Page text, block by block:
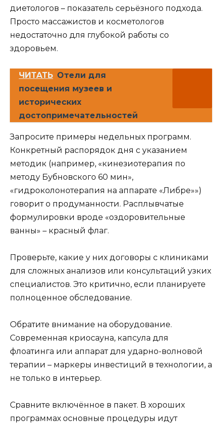
диетологов – показатель серьёзного подхода.
Просто массажистов и косметологов
недостаточно для глубокой работы со
здоровьем.
ЧИТАТЬ Отели для
посещения музеев и
исторических
достопримечательностей
Запросите примеры недельных программ.
Конкретный распорядок дня с указанием
методик (например, «кинезиотерапия по
методу Бубновского 60 мин»,
«гидроколонотерапия на аппарате «Либре»»)
говорит о продуманности. Расплывчатые
формулировки вроде «оздоровительные
ванны» – красный флаг.
Проверьте, какие у них договоры с клиниками
для сложных анализов или консультаций узких
специалистов. Это критично, если планируете
полноценное обследование.
Обратите внимание на оборудование.
Современная криосауна, капсула для
флоатинга или аппарат для ударно-волновой
терапии – маркеры инвестиций в технологии, а
не только в интерьер.
Сравните включённое в пакет. В хороших
программах основные процедуры идут